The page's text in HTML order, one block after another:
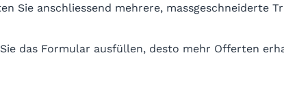
Sie anschliessend mehrere, massgeschneiderte
das Formular ausfüllen, desto mehr Offerten